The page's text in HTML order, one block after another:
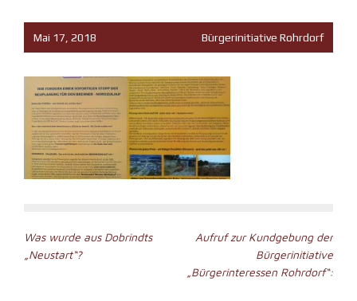
Mai 17, 2018 Bürgerinitiative Rohrdorf
Beitragsnavigation
Was wurde aus Dobrindts
„Neustart“?
Aufruf zur Kundgebung der
Bürgerinitiative
„Bürgerinteressen Rohrdorf“: